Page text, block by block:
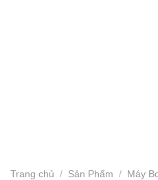
Trang chủ / Sản Phẩm / Máy